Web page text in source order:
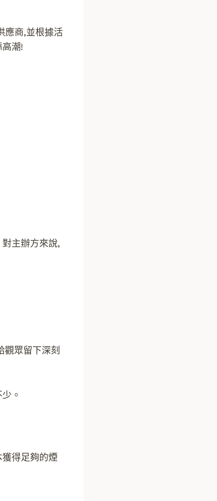
應商,並根據活
潮!
主辦方來說,
眾留下深刻
。
得足夠的煙